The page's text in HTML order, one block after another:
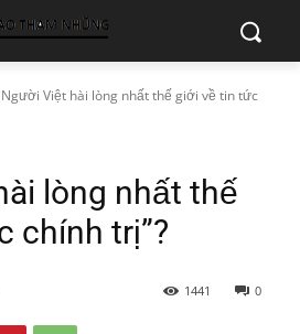
Việt hài lòng nhất thế giới về tin tức
lòng nhất thế
chính trị”?
0
1441